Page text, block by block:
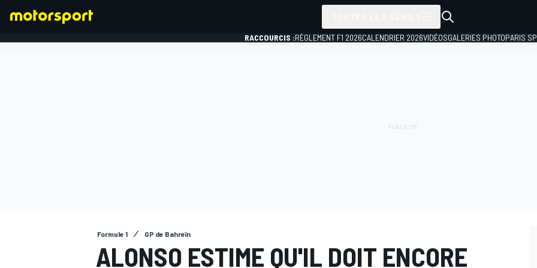
RACCOURCIS :RÈGLEMENT F1 2026CALENDRIER 2026VIDÉOSGALERIES PHOTOPARIS
Formule 1 GP de Bahreïn
ALONSO ESTIME QU'IL DOIT ENCORE